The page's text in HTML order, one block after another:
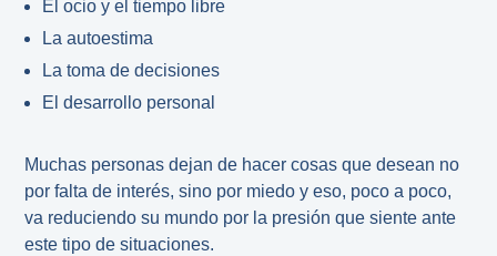
El ocio y el tiempo libre
La autoestima
La toma de decisiones
El desarrollo personal
Muchas personas dejan de hacer cosas que desean no
por falta de interés, sino por miedo y eso, poco a poco,
va reduciendo su mundo por la presión que siente ante
este tipo de situaciones.